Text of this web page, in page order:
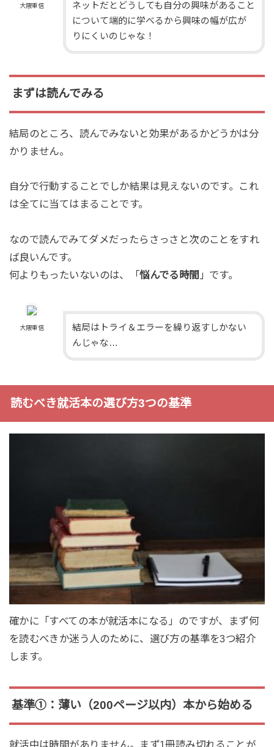
大隈重信
ネットだとどうしても自分の興味があること
について端的に学べるから興味の幅が広が
りにくいのじゃな！
まずは読んでみる
結局のところ、読んでみないと効果があるかどうかは分
かりません。
自分で行動することでしか結果は見えないのです。これ
は全てに当てはまることです。
なので読んでみてダメだったらさっさと次のことをすれ
ば良いんです。
何よりもったいないのは、「悩んでる時間 」です。
大隈重信
結局はトライ＆エラーを繰り返すしかない
んじゃな…
読むべき就活本の選び方3つの基準
確かに「すべての本が就活本になる」のですが、まず何
を読むべきか迷う人のために、選び方の基準を3つ紹介
します。
基準①：薄い（200ページ以内）本から始める